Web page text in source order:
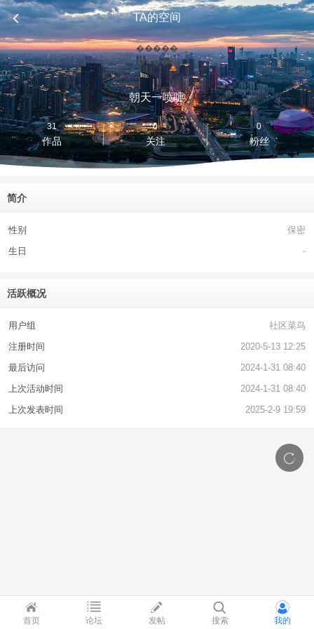
TA的空间
�����
�¼���
朝天一喷嚏
31
作品
0
关注
0
粉丝
简介
性别
保密
生日
-
活跃概况
用户组
社区菜鸟
注册时间
2020-5-13 12:25
最后访问
2024-1-31 08:40
上次活动时间
2024-1-31 08:40
上次发表时间
2025-2-9 19:59
首页 论坛 发帖 搜索 我的